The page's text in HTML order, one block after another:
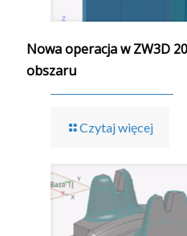
Nowa operacja w ZW3D
obszaru
Czytaj więcej